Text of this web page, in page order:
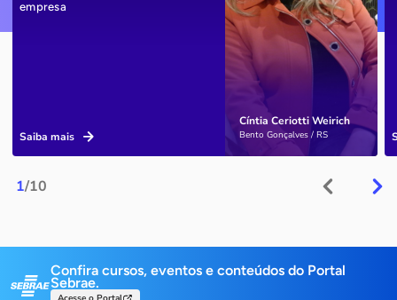
1/10
Cíntia Ceriotti Weirich
Bento Gonçalves / RS
empresa
Saiba mais
Confira cursos, eventos e conteúdos do Portal
Sebrae.